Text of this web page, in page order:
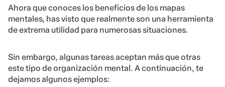
Ahora que conoces los beneficios de los mapas
mentales, has visto que realmente son una herramienta
de extrema utilidad para numerosas situaciones.
Sin embargo, algunas tareas aceptan más que otras
este tipo de organización mental. A continuación, te
dejamos algunos ejemplos: